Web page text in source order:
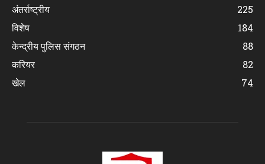
अंतर्राष्ट्रीय
225
विशेष
184
केन्द्रीय पुलिस संगठन
88
करियर
82
खेल
74